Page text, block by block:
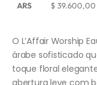
ARS $ 39.600,00
O L’Affair Worship
árabe sofisticado
toque floral